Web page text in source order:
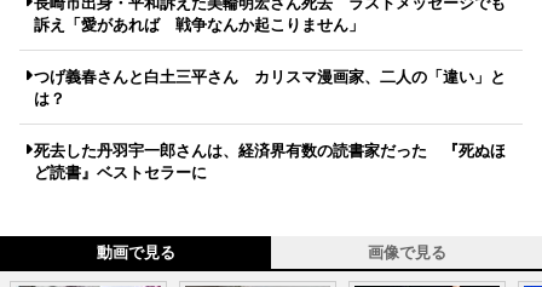
訴え「愛があれば 戦争なんか起こりません」
つげ義春さんと白土三平さん カリスマ漫画家、二人の「違い」と
は？
死去した丹羽宇一郎さんは、経済界有数の読書家だった 『死ぬほ
ど読書』ベストセラーに
動画で見る 画像で見る